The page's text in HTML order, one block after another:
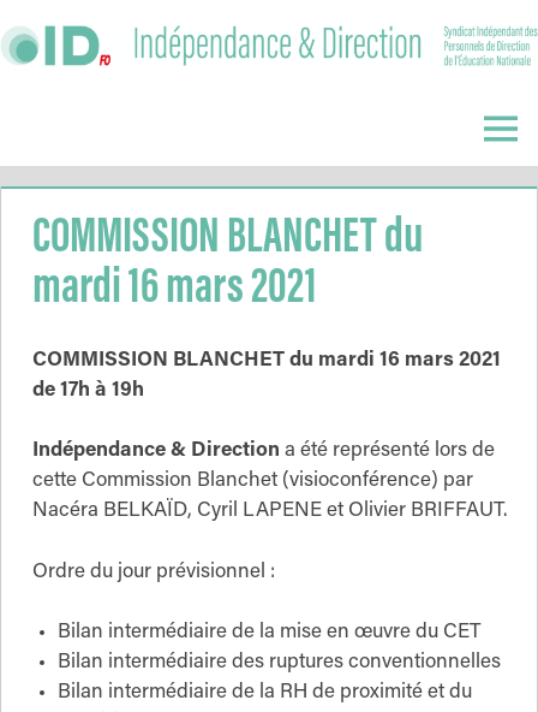
to
Direction
Menu
COMMISSION BLANCHET du
mardi 16 mars 2021
COMMISSION BLANCHET du mardi 16 mars 2021
de 17h à 19h
Indépendance & Direction a été représenté lors de
cette Commission Blanchet (visioconférence) par
Nacéra BELKAÏD, Cyril LAPENE et Olivier BRIFFAUT.
Ordre du jour prévisionnel :
Bilan intermédiaire de la mise en œuvre du CET
Bilan intermédiaire des ruptures conventionnelles
Bilan intermédiaire de la RH de proximité et du